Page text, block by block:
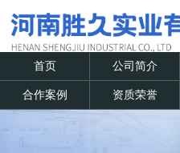
首页 公司简介
合作案例 资质荣誉